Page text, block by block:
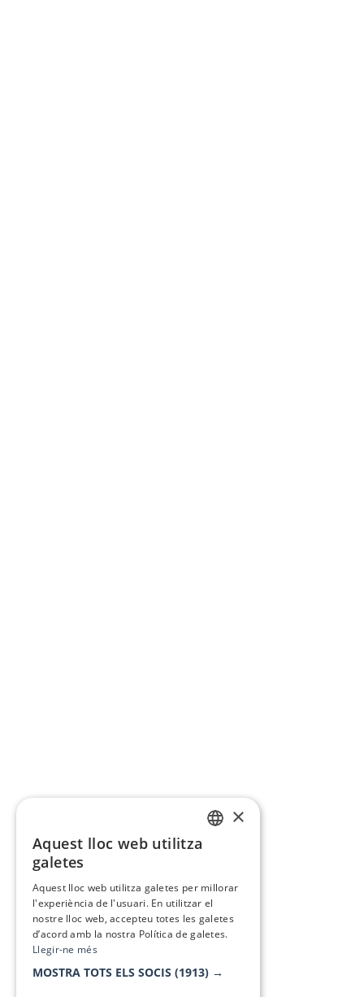
×
Aquest lloc web utilitza
galetes
Aquest lloc web utilitza galetes per millorar
l'experiència de l'usuari. En utilitzar el
nostre lloc web, accepteu totes les galetes
d’acord amb la nostra Política de galetes.
Llegir-ne més
MOSTRA TOTS ELS SOCIS (1913) →